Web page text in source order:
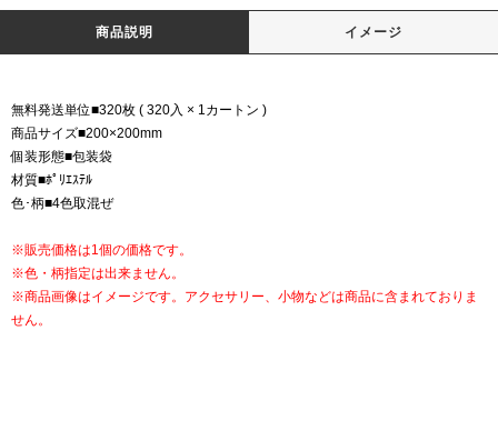
商品説明 イメージ
無料発送単位■320枚 ( 320入 × 1カートン )
商品サイズ■200×200mm
個装形態■包装袋
材質■ﾎﾟﾘｴｽﾃﾙ
色･柄■4色取混ぜ
※販売価格は1個の価格です。
※色・柄指定は出来ません。
※商品画像はイメージです。アクセサリー、小物などは商品に含まれておりま
せん。